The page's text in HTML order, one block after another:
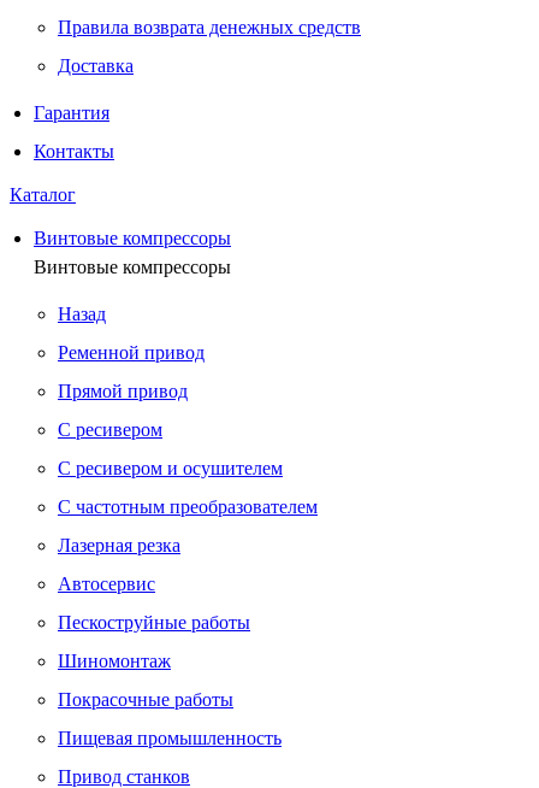
Правила возврата денежных средств
Доставка
Гарантия
Контакты
Каталог
Винтовые компрессоры
Винтовые компрессоры
Назад
Ременной привод
Прямой привод
С ресивером
С ресивером и осушителем
С частотным преобразователем
Лазерная резка
Автосервис
Пескоструйные работы
Шиномонтаж
Покрасочные работы
Пищевая промышленность
Привод станков